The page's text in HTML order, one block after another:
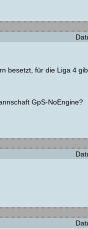
besetzt, für die Liga 4
GpS-NoEngine?